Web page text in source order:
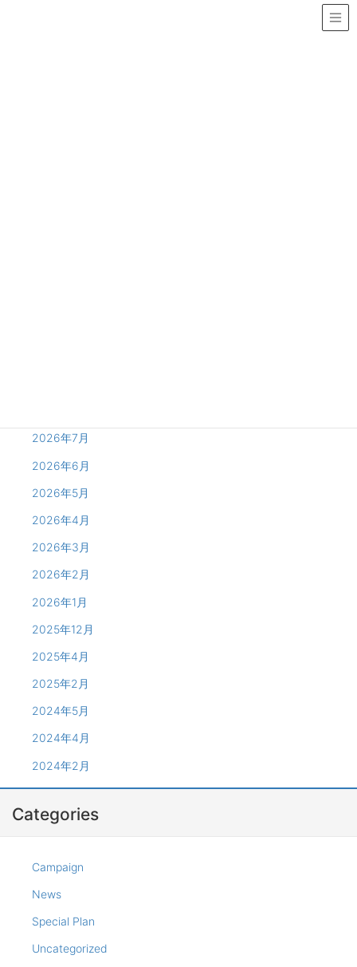
2026年7月
2026年6月
2026年5月
2026年4月
2026年3月
2026年2月
2026年1月
2025年12月
2025年4月
2025年2月
2024年5月
2024年4月
2024年2月
Categories
Campaign
News
Special Plan
Uncategorized